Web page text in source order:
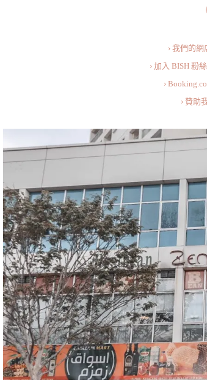
› 我們的
› 加入 BISH 粉
›
› 贊助